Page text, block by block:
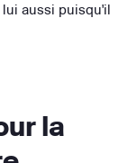
aussi puisqu'il
la